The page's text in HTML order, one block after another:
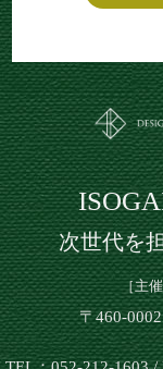
次世代を
［主
〒460-